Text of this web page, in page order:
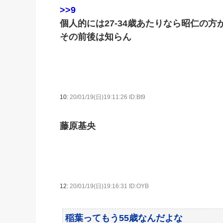
>>9
個人的には27-34歳あたりなら昭仁の方
その前後は知らん
10: 20/01/19(日)19:11:26 ID:Bt9
藤原基央
12: 20/01/19(日)19:16:31 ID:OYB
稲葉ってもう55歳なんだよな